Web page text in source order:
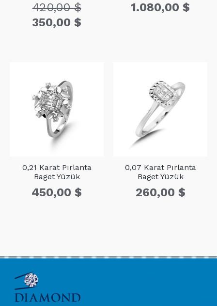
420,00$
Orijinal
fiyat:
350,00 $
1.080,00 $
0,21 Karat Pırlanta
Baget Yüzük
450,00 $
0,07 Karat Pırlanta
Baget Yüzük
260,00 $